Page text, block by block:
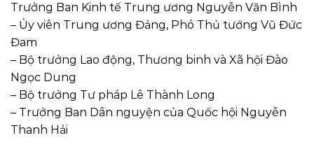
Trưởng Ban Kinh tế Trung ương Nguyễn Văn Bình
– Ủy viên Trung ương Đảng, Phó Thủ tướng Vũ Đức
Đam
– Bộ trưởng Lao động, Thương binh và Xã hội Đào
Ngọc Dung
– Bộ trưởng Tư pháp Lê Thành Long
– Trưởng Ban Dân nguyện của Quốc hội Nguyễn
Thanh Hải